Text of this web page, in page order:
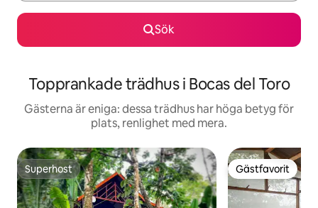
Sök
Topprankade trädhus i Bocas del Toro
Gästerna är eniga: dessa trädhus har höga betyg för
plats, renlighet med mera.
Superhost
Superhost Gästfavorit
Gästfavorit